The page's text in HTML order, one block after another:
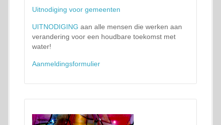
Uitnodiging voor gemeenten
UITNODIGING aan alle mensen die werken aan
verandering voor een houdbare toekomst met
water!
Aanmeldingsformulier